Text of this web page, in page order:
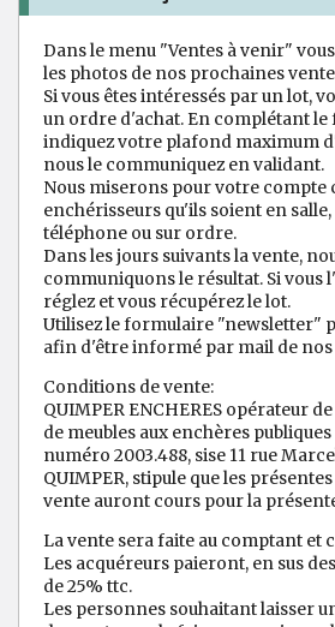
Dans le menu "Ventes à venir"
les photos de nos prochaines
Si vous êtes intéressés par un lot,
un ordre d'achat. En complétant le
indiquez votre plafond maximum
nous le communiquez en validant.
Nous miserons pour votre compte
enchérisseurs qu'ils soient en salle,
téléphone ou sur ordre.
Dans les jours suivants la vente,
communiquons le résultat. Si vous
réglez et vous récupérez le lot.
Utilisez le formulaire "newsletter"
afin d'être informé par mail de nos
Conditions de vente:
QUIMPER ENCHERES opérateur
de meubles aux enchères
numéro 2003.488, sise 11 rue
QUIMPER, stipule que les
vente auront cours pour la
La vente sera faite au comptant et
Les acquéreurs paieront, en sus
de 25% ttc.
Les personnes souhaitant laisser